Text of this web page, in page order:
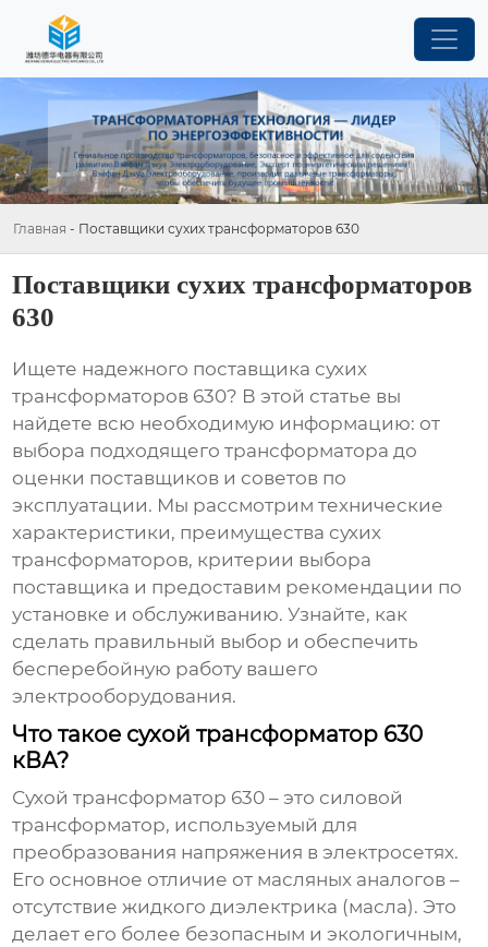
Главная - Поставщики сухих трансформаторов 630
Поставщики сухих трансформаторов
630
Ищете надежного поставщика сухих
трансформаторов 630? В этой статье вы
найдете всю необходимую информацию: от
выбора подходящего трансформатора до
оценки поставщиков и советов по
эксплуатации. Мы рассмотрим технические
характеристики, преимущества сухих
трансформаторов, критерии выбора
поставщика и предоставим рекомендации по
установке и обслуживанию. Узнайте, как
сделать правильный выбор и обеспечить
бесперебойную работу вашего
электрооборудования.
Что такое сухой трансформатор 630
кВА?
Сухой трансформатор 630 – это силовой
трансформатор, используемый для
преобразования напряжения в электросетях.
Его основное отличие от масляных аналогов –
отсутствие жидкого диэлектрика (масла). Это
делает его более безопасным и экологичным,